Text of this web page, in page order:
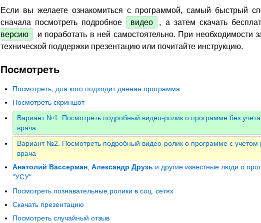
Если вы желаете ознакомиться с программой, самый быстрый
сначала посмотреть подробное
видео , а затем скачать
версию
и поработать в ней самостоятельно. При необходимости
технической поддержки презентацию или почитайте инструкцию.
Посмотреть
Посмотреть, для кого подходит данная программа
Посмотреть скриншот
Вариант №1. Посмотреть подробный видео-ролик о программе без
врача
Вариант №2. Посмотреть подробный видео-ролик о программе с учетом
врача
Анатолий Вассерман, Александр Друзь и другие известные люди о
"УСУ"
Посмотреть познавательные ролики в соц. сетях
Скачать презентацию
Посмотреть случайный отзыв